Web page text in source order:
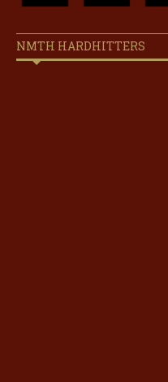
NMTH HARDHITTERS